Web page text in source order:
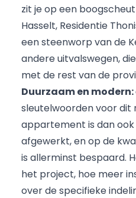
zit je op een
Hasselt, Residentie
een steenworp van de
andere uitvalswegen,
met de rest van de
Duurzaam en modern:
sleutelwoorden voor dit
appartement is dan
afgewerkt, en op de
is allerminst bespaard.
het project, hoe meer
over de specifieke